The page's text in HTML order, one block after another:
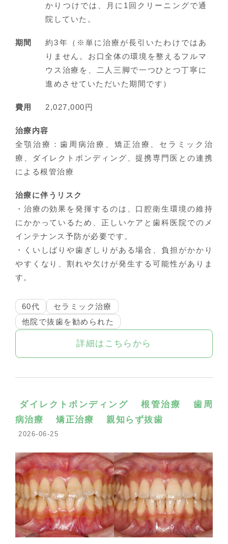
かりつけでは、月に1回クリーニングで通
院していた。
期間
約3年（※単に治療が長引いたわけではあ
りません。お口全体の環境を整えるフルマ
ウス治療を、二人三脚で一つひとつ丁寧に
進めさせていただいた期間です）
費用 2,027,000円
治療内容
全顎治療：歯周病治療、矯正治療、セラミック治
療、ダイレクトボンディング、提携専門医との連携
による根管治療
治療に伴うリスク
・治療の効果を発揮するのは、口腔衛生環境の維持
にかかっているため、正しいケアと歯科医院でのメ
インテナンス予防が必要です。
・くいしばりや歯ぎしりがある場合、負担がかかり
やすくなり、割れや欠けが発生する可能性がありま
す。
60代
セラミック治療
他院で抜歯を勧められた
詳細はこちらから
ダイレクトボンディング 根管治療
歯周
病治療
矯正治療 親知らず抜歯
2026-06-25